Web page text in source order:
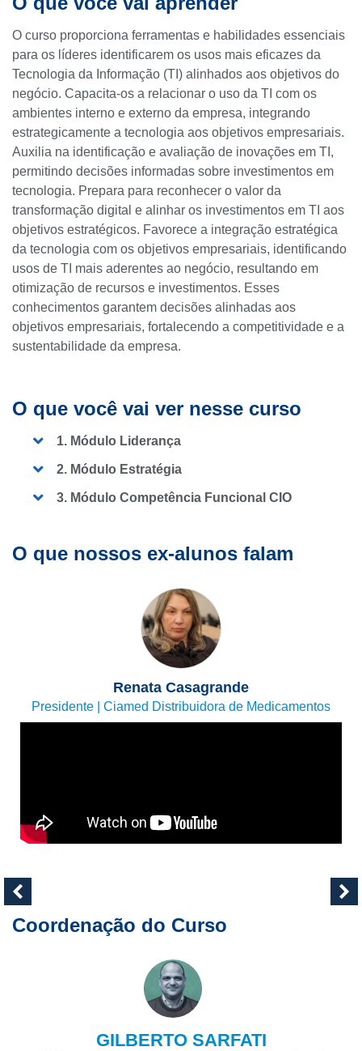
O curso proporciona ferramentas e habilidades essenciais
para os líderes identificarem os usos mais eficazes da
Tecnologia da Informação (TI) alinhados aos objetivos do
negócio. Capacita-os a relacionar o uso da TI com os
ambientes interno e externo da empresa, integrando
estrategicamente a tecnologia aos objetivos empresariais.
Auxilia na identificação e avaliação de inovações em TI,
permitindo decisões informadas sobre investimentos em
tecnologia. Prepara para reconhecer o valor da
transformação digital e alinhar os investimentos em TI aos
objetivos estratégicos. Favorece a integração estratégica
da tecnologia com os objetivos empresariais, identificando
usos de TI mais aderentes ao negócio, resultando em
otimização de recursos e investimentos. Esses
conhecimentos garantem decisões alinhadas aos
objetivos empresariais, fortalecendo a competitividade e a
sustentabilidade da empresa.
O que você vai ver nesse curso
1. Módulo Liderança
2. Módulo Estratégia
3. Módulo Competência Funcional CIO
O que nossos ex-alunos falam
Renata Casagrande
Presidente | Ciamed Distribuidora de Medicamentos
Coordenação do Curso
GILBERTO SARFATI